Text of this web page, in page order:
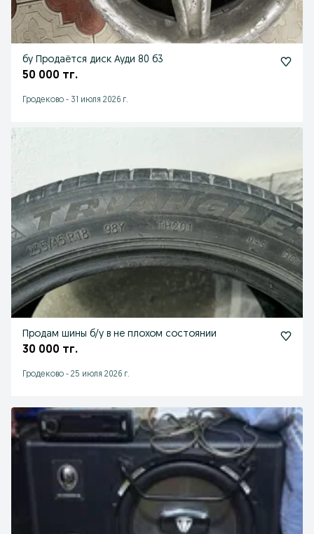
бу Продаётся диск Ауди 80 б3
50 000 тг.
Гродеково - 31 июля 2026 г.
Продам шины б/у в не плохом состоянии
30 000 тг.
Гродеково - 25 июля 2026 г.